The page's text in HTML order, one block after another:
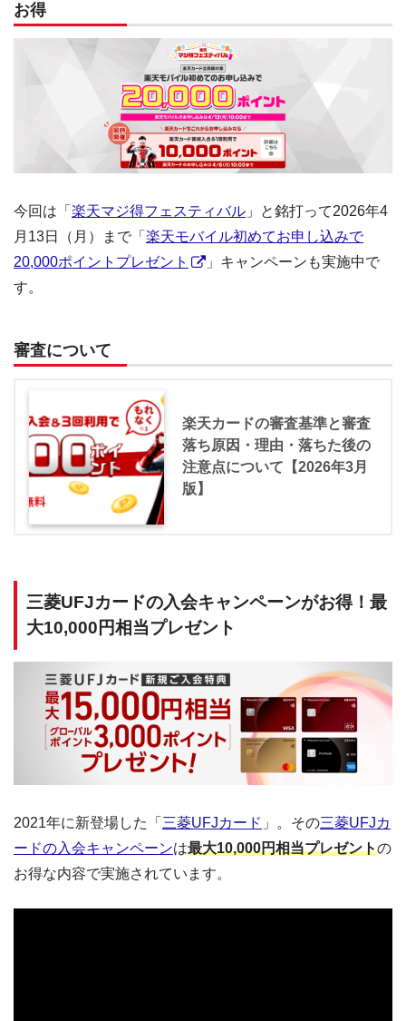
お得
今回は「 楽天マジ得フェスティバル 」と銘打って2026年4
月13日（月）まで「 楽天モバイル初めてお申し込みで
20,000ポイントプレゼント
」キャンペーンも実施中で
す。
審査について
楽天カードの審査基準と審査
落ち原因・理由・落ちた後の
注意点について【2026年3月
版】
三菱UFJカードの入会キャンペーンがお得！最
大10,000円相当プレゼント
2021年に新登場した「 三菱UFJカード 」。その三菱UFJカ
ードの入会キャンペーンは最大10,000円相当プレゼントの
お得な内容で実施されています。